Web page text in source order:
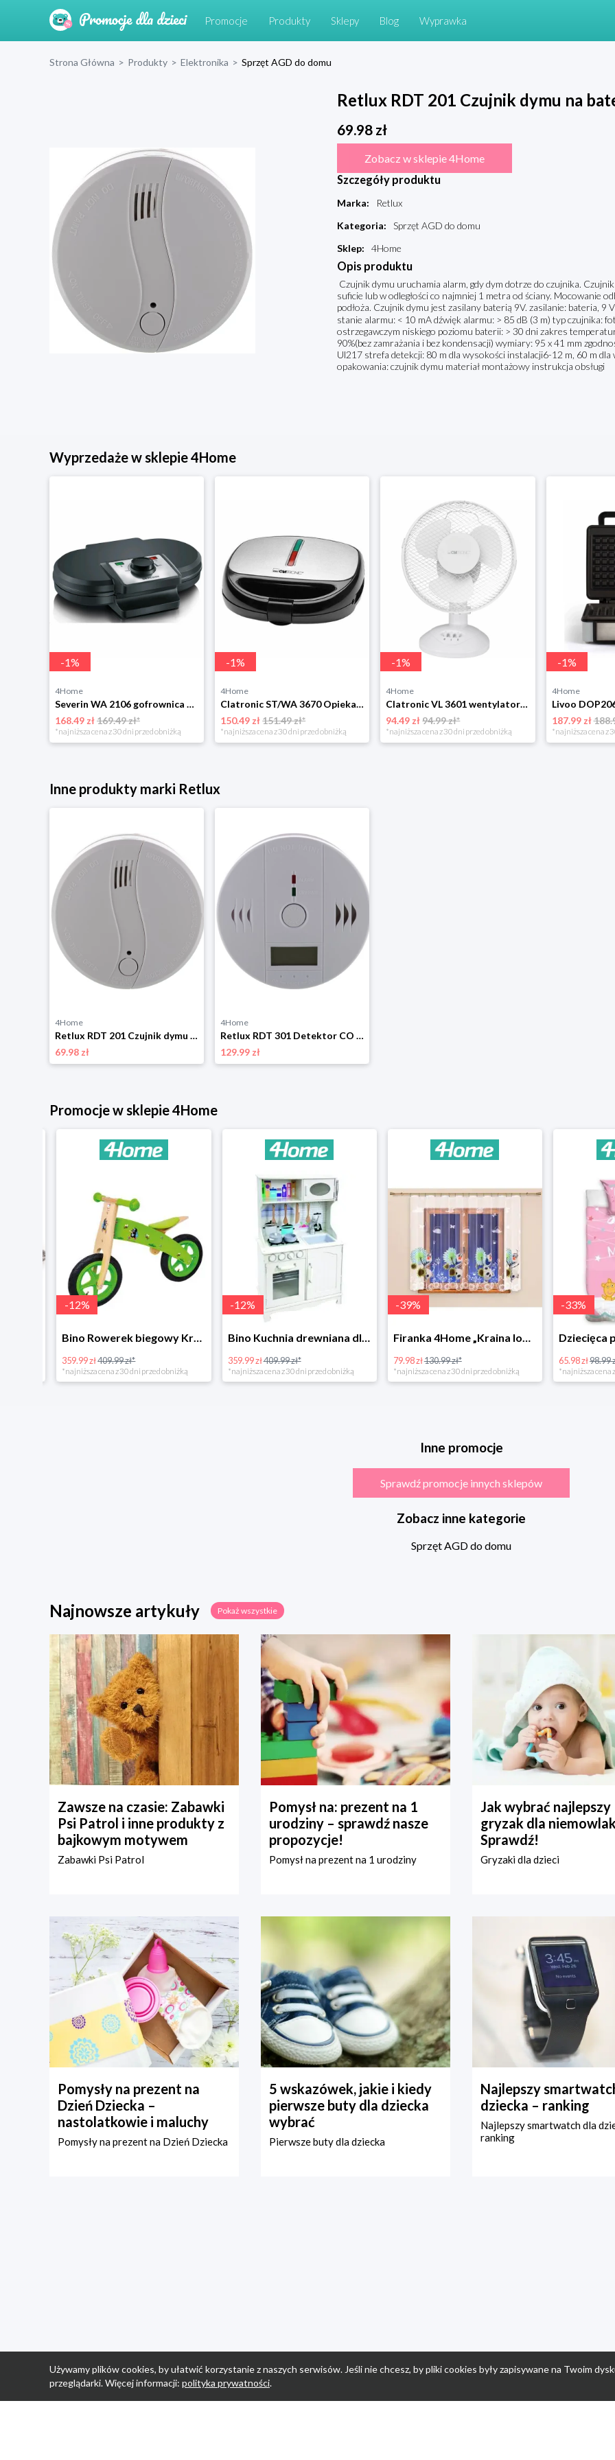
Promocje Produkty Sklepy Blog Wyprawka
Strona Główna > Produkty > Elektronika > Sprzęt AGD do domu
Retlux RDT 201 Czujnik dymu na
69.98zł
Zobacz w sklepie 4Home
Szczegóły produktu
Marka:
Retlux
Kategoria:
Sprzęt AGD do domu
Sklep: 4Home
Opis produktu
Czujnik dymu uruchamia alarm, gdy dym dotrze do czujnika.
suficie lub w odległości co najmniej 1 metra od ściany. Mocowanie
podłoża. Czujnik dymu jest zasilany baterią 9V. zasilanie: bateria, 9
stanie alarmu: < 10 mA dźwięk alarmu: > 85 dB (3 m) typ czujnika:
ostrzegawczym niskiego poziomu baterii: > 30 dni zakres
90%(bez zamrażania i bez kondensacji) wymiary: 95 x 41 mm
Ul217 strefa detekcji: 80 m dla wysokości instalacji6-12 m, 60 m
opakowania: czujnik dymu materiał montażowy instrukcja obsługi
Wyprzedaże w sklepie 4Home
-1%
4Home
Severin WA 2106 gofrownica duo, czarny
168.49 zł169.49 zł*
*najniższa cena z 30 dni przed obniżką
-1%
4Home
Clatronic ST/WA 3670 Opiekacz do kanapek
150.49 zł151.49 zł*
*najniższa cena z 30 dni przed obniżką
-1%
4Home
Clatronic VL 3601 wentylator stołowy 23 cm, biały
94.49 zł94.99 zł*
*najniższa cena z 30 dni przed obniżką
-1%
4Home
Livoo
187.99 zł
*najniższa cena z
Inne produkty marki Retlux
4Home
Retlux RDT 201 Czujnik dymu na baterię 9 V
69.98 zł
4Home
Retlux RDT 301 Detektor CO z wyświetlaczem LCD i syreną na 3 baterie AA
129.99 zł
Promocje w sklepie 4Home
12%
Bino Rowerek biegowy Krecik
359.99 zł 409.99 zł*
*najniższa cena z 30 dni przed obniżką
12%
Bino Kuchnia drewniana dla dzieci Provence
359.99 zł409.99 zł*
*najniższa cena z 30 dni przed obniżką
39%
Firanka 4Home „Kraina lodu” (Frozen)
79.98 zł 130.99 zł*
*najniższa cena z 30 dni przed obniżką
33%
65.98 zł 98.99 zł*
*najniższa cena z
Inne promocje
Sprawdź promocje innych sklepów
Zobacz inne kategorie
Sprzęt AGD do domu
Najnowsze artykuły Pokaż wszystkie
Zawsze na czasie: Zabawki
Psi Patrol i inne produkty z
bajkowym motywem
Zabawki Psi Patrol
Pomysł na: prezent na 1
urodziny – sprawdź nasze
propozycje!
Pomysł na prezent na 1 urodziny
Jak wybrać najlepszy
gryzak dla
Sprawdź!
Gryzaki dla dzieci
Pomysły na prezent na
Dzień Dziecka –
nastolatkowie i maluchy
Pomysły na prezent na Dzień Dziecka
5 wskazówek, jakie i kiedy
pierwsze buty dla dziecka
wybrać
Pierwsze buty dla dziecka
Najlepszy
dziecka – ranking
Najlepszy smartwatch dla
ranking
Używamy plików cookies, by ułatwić korzystanie z naszych serwisów. Jeśli nie chcesz, by pliki cookies były zapisywane na Twoim
przeglądarki. Więcej informacji: polityka prywatności.